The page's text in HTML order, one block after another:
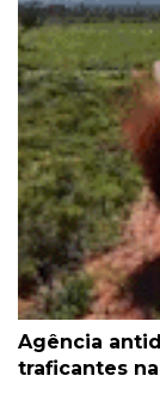
Agência
traficantes